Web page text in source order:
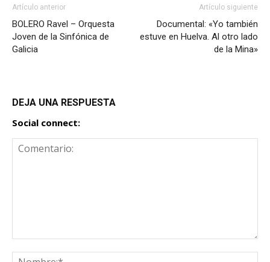
Artículo anterior
BOLERO Ravel – Orquesta
Joven de la Sinfónica de
Galicia
Artículo siguiente
Documental: «Yo también
estuve en Huelva. Al otro lado
de la Mina»
DEJA UNA RESPUESTA
Social connect: